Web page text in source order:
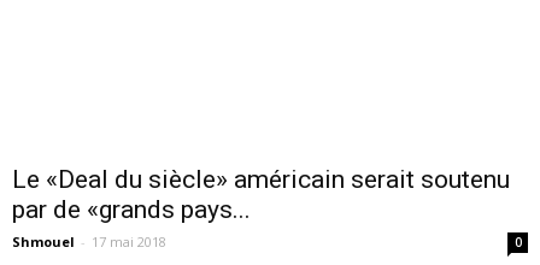
Le «Deal du siècle» américain serait soutenu
par de «grands pays...
Shmouel - 17 mai 2018 0